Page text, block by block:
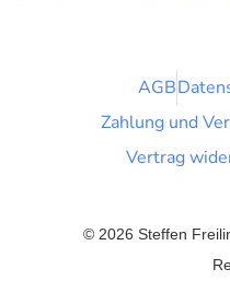
AGB
Zahlung und
Vertrag
© 2026 Steffen